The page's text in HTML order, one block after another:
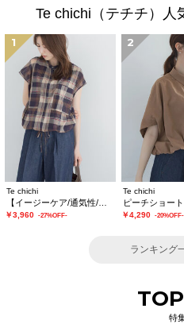
Te chichi（テチチ）人
1
Te chichi
￥3,960 -27%OFF-
2
Te chichi
ピーチショー
￥4,290 -20%OFF-
ランキング
特